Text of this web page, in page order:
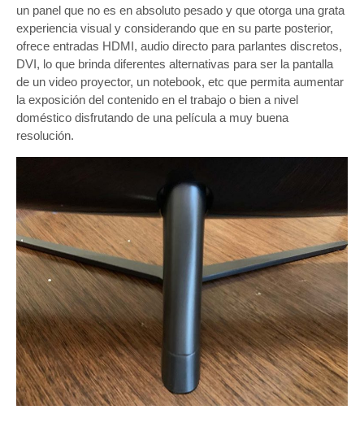
un panel que no es en absoluto pesado y que otorga una grata
experiencia visual y considerando que en su parte posterior,
ofrece entradas HDMI, audio directo para parlantes discretos,
DVI, lo que brinda diferentes alternativas para ser la pantalla
de un video proyector, un notebook, etc que permita aumentar
la exposición del contenido en el trabajo o bien a nivel
doméstico disfrutando de una película a muy buena
resolución.